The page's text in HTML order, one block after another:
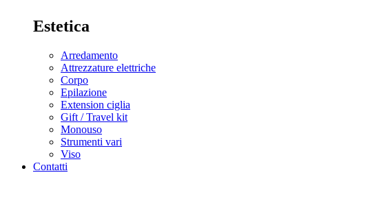
Estetica
Arredamento
Attrezzature elettriche
Corpo
Epilazione
Extension ciglia
Gift / Travel kit
Monouso
Strumenti vari
Viso
Contatti